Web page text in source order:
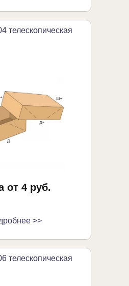
телескопическая
от 4 руб.
>>
телескопическая